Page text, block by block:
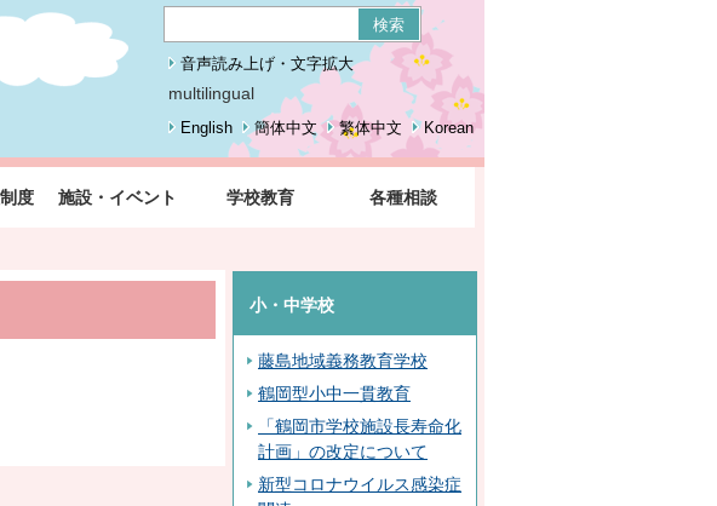
音声読み上げ・文字拡大
multilingual
English 簡体中文 繁体中文 Korean
度 施設・イベント 学校教育 各種相談
小・中学校
藤島地域義務教育学校
鶴岡型小中一貫教育
「鶴岡市学校施設長寿命化
計画」の改定について
新型コロナウイルス感染症